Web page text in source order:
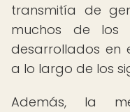
transmitía de
muchos de los
desarrollados en
a lo largo de los
Además, la